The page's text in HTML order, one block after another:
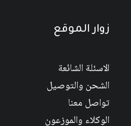
زوار الموقع
الاسئلة الشائعة
الشحن والتوصيل
تواصل معنا
الوكلاء والموزعون